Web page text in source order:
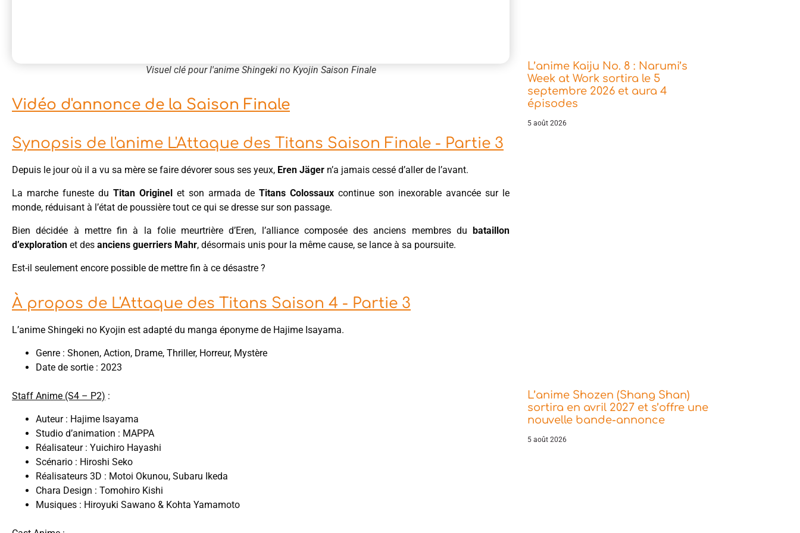
Visuel clé pour l'anime Shingeki no Kyojin Saison Finale
Vidéo d'annonce de la Saison Finale
Synopsis de l'anime L'Attaque des Titans Saison Finale - Partie 3
Depuis le jour où il a vu sa mère se faire dévorer sous ses yeux, Eren Jäger n’a jamais cessé d’aller de l’avant.
La marche funeste du Titan Originelet son armada deTitans Colossaux continue son inexorable avancée sur le
monde, réduisant à l’état de poussière tout ce qui se dresse sur son passage.
Bien décidée à mettre fin à la folie meurtrière d’Eren, l’alliance composée des anciens membres du bataillon
d’exploration et des anciens guerriers Mahr, désormais unis pour la même cause, se lance à sa poursuite.
Est-il seulement encore possible de mettre fin à ce désastre ?
À propos de L'Attaque des Titans Saison 4 - Partie 3
L’anime Shingeki no Kyojin est adapté du manga éponyme de Hajime Isayama.
Genre : Shonen, Action, Drame, Thriller, Horreur, Mystère
Date de sortie : 2023
Staff Anime (S4 – P2) :
Auteur : Hajime Isayama
Studio d’animation : MAPPA
Réalisateur : Yuichiro Hayashi
Scénario : Hiroshi Seko
Réalisateurs 3D : Motoi Okunou, Subaru Ikeda
Chara Design : Tomohiro Kishi
Musiques : Hiroyuki Sawano & Kohta Yamamoto
L’anime Kaiju No. 8 : Narumi’s
Week at Work sortira le 5
septembre 2026 et aura 4
épisodes
5 août 2026
L’anime Shozen (Shang Shan)
sortira en avril 2027 et s’offre une
nouvelle bande-annonce
5 août 2026